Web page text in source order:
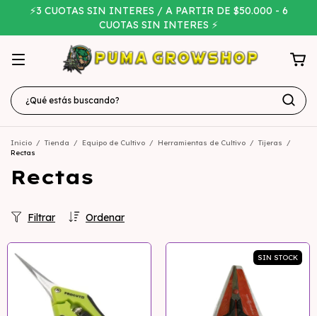
⚡3 CUOTAS SIN INTERES / A PARTIR DE $50.000 - 6
CUOTAS SIN INTERES ⚡
Inicio / Tienda / Equipo de Cultivo / Herramientas de Cultivo / Tijeras
/
Rectas
Rectas
Ordenar
Filtrar
SIN STOCK